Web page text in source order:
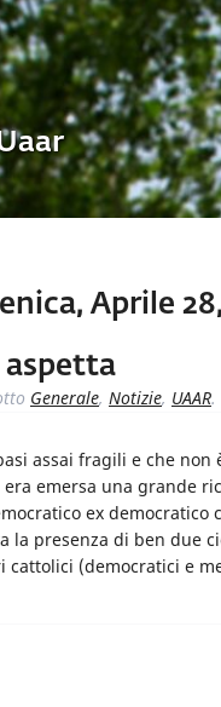
Aprile 28,
aspetta
Generale, Notizie, UAAR.
assai fragili e che
emersa una grande
ex
la presenza di ben due
(democratici e